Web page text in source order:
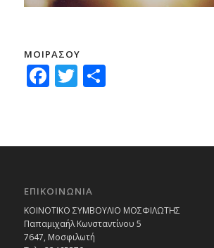
ΜΟΙΡΑΣΟΥ
Facebook
Twitter
ΕΠΙΚΟΙΝΩΝΙΑ
ΚΟΙΝΟΤΙΚΟ ΣΥΜΒΟΥΛΙΟ ΜΟΣΦΙΛΩΤΗΣ
Παπαμιχαήλ Κωνσταντίνου 5
7647, Μοσφιλωτή